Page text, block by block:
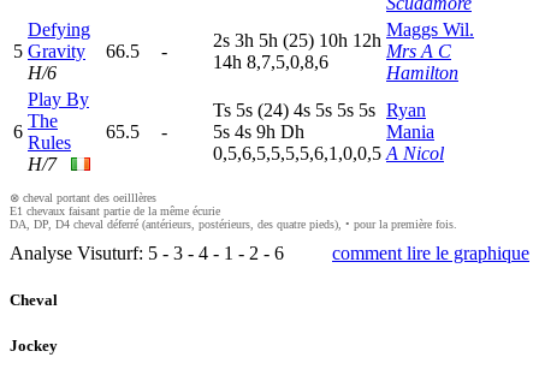
5
Defying
Gravity
H/6
66.5 -
2s 3h 5h (25) 10h 12h
14h 8,7,5,0,8,6
Maggs Wil.
Mrs A C
Hamilton
6
Play By
The
Rules
H/7
65.5 -
Ts 5s (24) 4s 5s 5s 5s
5s 4s 9h Dh
0,5,6,5,5,5,5,6,1,0,0,5
Ryan
Mania
A Nicol
⊗ cheval portant des oeilllères
E1 chevaux faisant partie de la même écurie
DA, DP, D4 cheval déferré (antérieurs, postérieurs, des quatre pieds), • pour la première fois.
Analyse Visuturf: 5 - 3 - 4 - 1 - 2 - 6 comment lire le graphique
Cheval
Jockey